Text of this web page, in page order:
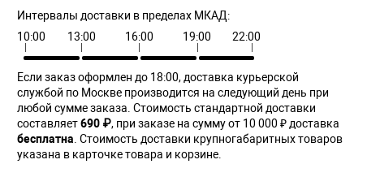
Интервалы доставки в пределах МКАД:
10:00
13:00 16:00 19:00 22:00
Если заказ оформлен до 18:00, доставка курьерской
службой по Москве производится на следующий день при
любой сумме заказа. Cтоимость стандартной доставки
составляет690 ₽, при заказе на сумму от 10 000 ₽ доставка
бесплатна. Стоимость доставки крупногабаритных товаров
указана в карточке товара и корзине.